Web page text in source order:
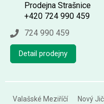
Prodejna Strašnice
+420 724 990 459
724 990 459
Detail prodejny
Valašské Meziříčí Nový